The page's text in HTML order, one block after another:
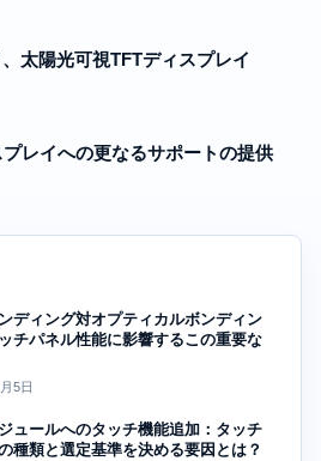
太陽光可視TFTディスプレイ
レイへの更なるサポートの提供
ディング対オプティカルボンディン
チパネル性能に影響するこの重要な
5日
ュールへのタッチ機能追加：タッチ
種類と選定基準を決める要因とは？